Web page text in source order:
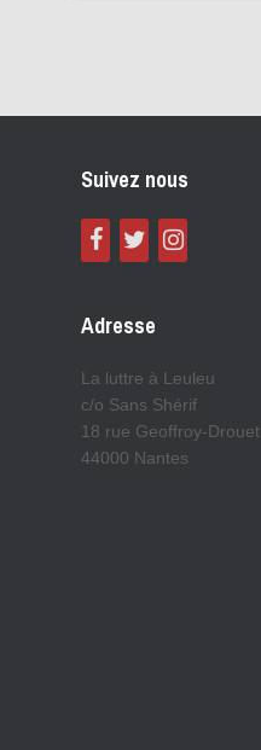
Suivez nous
Adresse
La luttre à Leuleu
c/o Sans Shérif
18 rue Geoffroy-Drouet
44000 Nantes